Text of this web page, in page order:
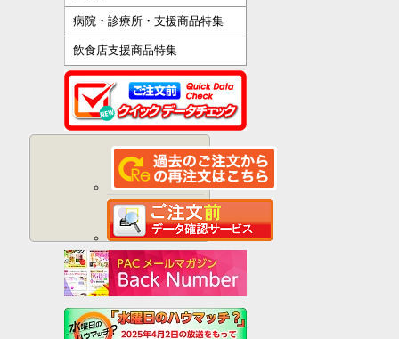
病院・診療所・支援商品特集
飲食店支援商品特集